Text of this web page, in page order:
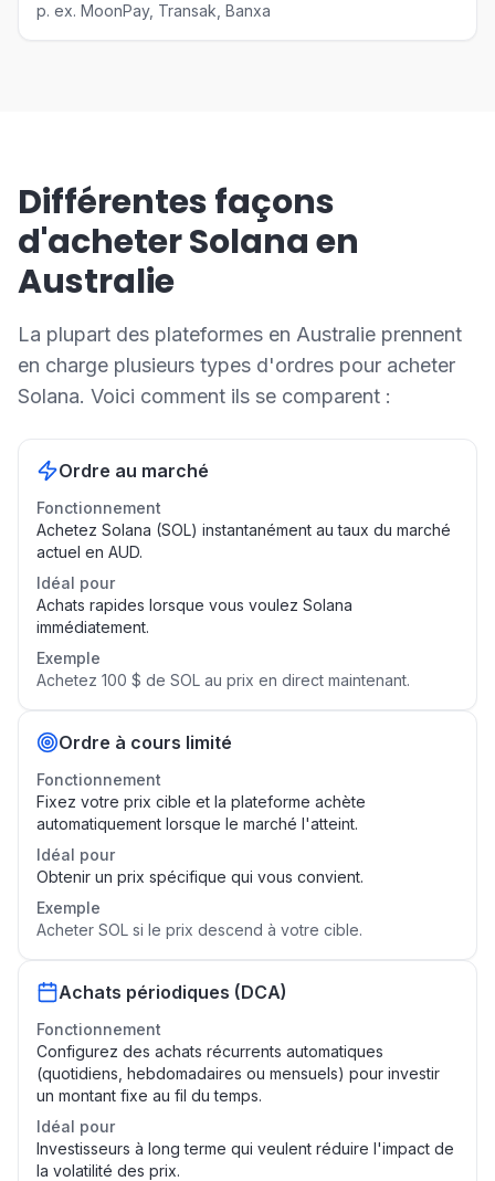
p. ex. MoonPay, Transak, Banxa
Différentes façons
d'acheter Solana en
Australie
La plupart des plateformes en Australie prennent
en charge plusieurs types d'ordres pour acheter
Solana. Voici comment ils se comparent :
Ordre au marché
Fonctionnement
Achetez Solana (SOL) instantanément au taux du marché
actuel en AUD.
Idéal pour
Achats rapides lorsque vous voulez Solana
immédiatement.
Exemple
Achetez 100 $ de SOL au prix en direct maintenant.
Ordre à cours limité
Fonctionnement
Fixez votre prix cible et la plateforme achète
automatiquement lorsque le marché l'atteint.
Idéal pour
Obtenir un prix spécifique qui vous convient.
Exemple
Acheter SOL si le prix descend à votre cible.
Achats périodiques (DCA)
Fonctionnement
Configurez des achats récurrents automatiques
(quotidiens, hebdomadaires ou mensuels) pour investir
un montant fixe au fil du temps.
Idéal pour
Investisseurs à long terme qui veulent réduire l'impact de
la volatilité des prix.